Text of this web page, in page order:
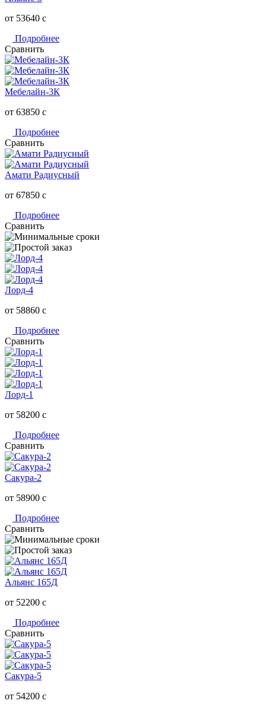
от 53640 c
Подробнее
Сравнить
Мебелайн-3К
от 63850 c
Подробнее
Сравнить
Амати Радиусный
от 67850 c
Подробнее
Сравнить
Лорд-4
от 58860 c
Подробнее
Сравнить
Лорд-1
от 58200 c
Подробнее
Сравнить
Сакура-2
от 58900 c
Подробнее
Сравнить
Альянс 165Д
от 52200 c
Подробнее
Сравнить
Сакура-5
от 54200 c